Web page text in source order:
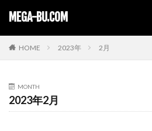
MEGA-BU.COM
HOME 2023年 2月
MONTH
2023年2月